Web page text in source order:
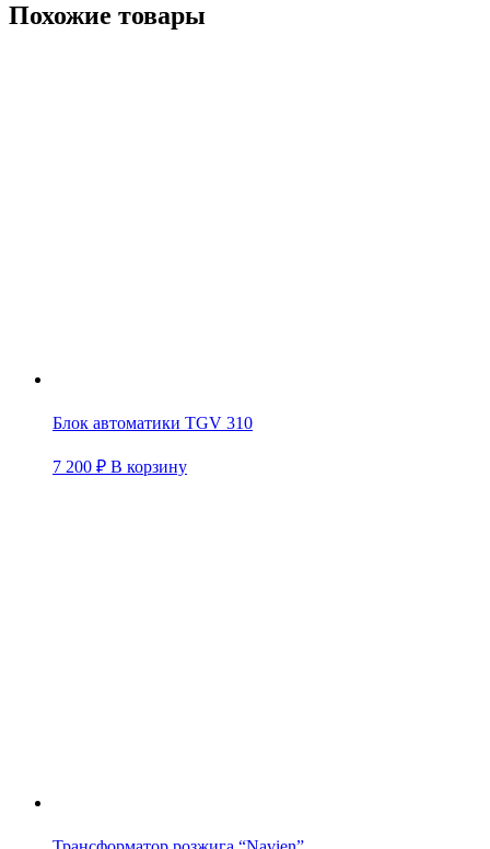
Похожие товары
Блок автоматики TGV 310
7 200 ₽ В корзину